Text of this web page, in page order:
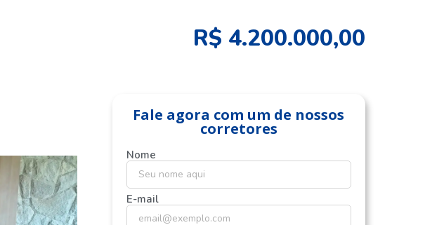
R$ 4.200.000,00
Fale agora com um de nossos
corretores
Nome
E-mail